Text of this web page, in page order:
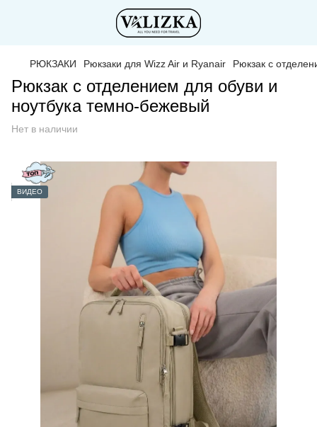
РЮКЗАКИ Рюкзаки для Wizz Air и Ryanair Рюкзак с
Рюкзак с отделением для обуви и
ноутбука темно-бежевый
Нет в наличии
ВИДЕО